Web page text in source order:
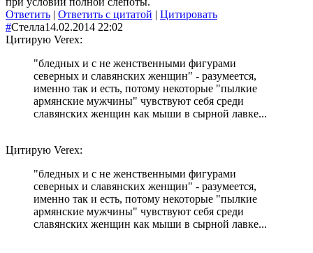
Ответить | Ответить с цитатой | Цитировать
#Стелла14.02.2014 22:02
Цитирую Verex:
"бледных и с не женственными фигурами
северных и славянских женщин" - разумеется,
именно так и есть, потому некоторые "пылкие
армянские мужчины" чувствуют себя среди
славянских женщин как мыши в сырной лавке...
Цитирую Verex:
"бледных и с не женственными фигурами
северных и славянских женщин" - разумеется,
именно так и есть, потому некоторые "пылкие
армянские мужчины" чувствуют себя среди
славянских женщин как мыши в сырной лавке...